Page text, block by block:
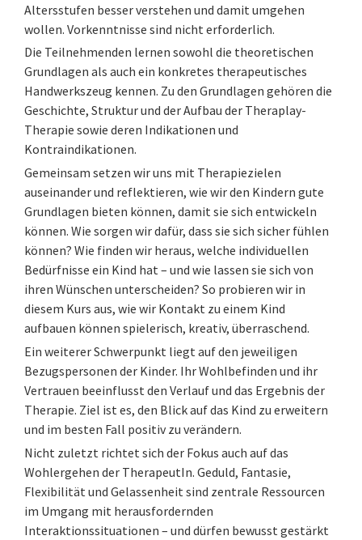
Altersstufen besser verstehen und damit umgehen
wollen. Vorkenntnisse sind nicht erforderlich.
Die Teilnehmenden lernen sowohl die theoretischen
Grundlagen als auch ein konkretes therapeutisches
Handwerkszeug kennen. Zu den Grundlagen gehören die
Geschichte, Struktur und der Aufbau der Theraplay-
Therapie sowie deren Indikationen und
Kontraindikationen.
Gemeinsam setzen wir uns mit Therapiezielen
auseinander und reflektieren, wie wir den Kindern gute
Grundlagen bieten können, damit sie sich entwickeln
können. Wie sorgen wir dafür, dass sie sich sicher fühlen
können? Wie finden wir heraus, welche individuellen
Bedürfnisse ein Kind hat – und wie lassen sie sich von
ihren Wünschen unterscheiden? So probieren wir in
diesem Kurs aus, wie wir Kontakt zu einem Kind
aufbauen können spielerisch, kreativ, überraschend.
Ein weiterer Schwerpunkt liegt auf den jeweiligen
Bezugspersonen der Kinder. Ihr Wohlbefinden und ihr
Vertrauen beeinflusst den Verlauf und das Ergebnis der
Therapie. Ziel ist es, den Blick auf das Kind zu erweitern
und im besten Fall positiv zu verändern.
Nicht zuletzt richtet sich der Fokus auch auf das
Wohlergehen der TherapeutIn. Geduld, Fantasie,
Flexibilität und Gelassenheit sind zentrale Ressourcen
im Umgang mit herausfordernden
Interaktionssituationen – und dürfen bewusst gestärkt